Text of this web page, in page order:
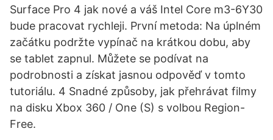
Surface Pro 4 jak nové a váš Intel Core m3-6Y30
bude pracovat rychleji. První metoda: Na úplném
začátku podržte vypínač na krátkou dobu, aby
se tablet zapnul. Můžete se podívat na
podrobnosti a získat jasnou odpověď v tomto
tutoriálu. 4 Snadné způsoby, jak přehrávat filmy
na disku Xbox 360 / One (S) s volbou Region-
Free.